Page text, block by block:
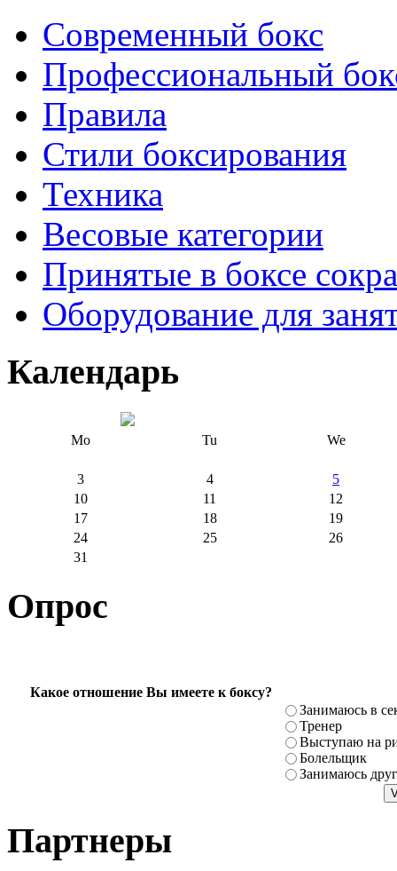
Современный бокс
Профессиональный
Правила
Стили боксирования
Техника
Весовые категории
Принятые в боксе
Оборудование для
Календарь
Mo Tu We
3 4
5
10
11
12
17
18
19
24
25
26
31
Опрос
Какое отношение Вы имеете к боксу?
Занимаюсь в
Тренер
Выступаю на
Болельщик
Занимаюсь
Партнеры